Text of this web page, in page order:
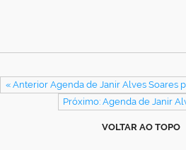
« Anterior Agenda de Janir Alves Soares
Próximo: Agenda de Janir
VOLTAR AO TOPO